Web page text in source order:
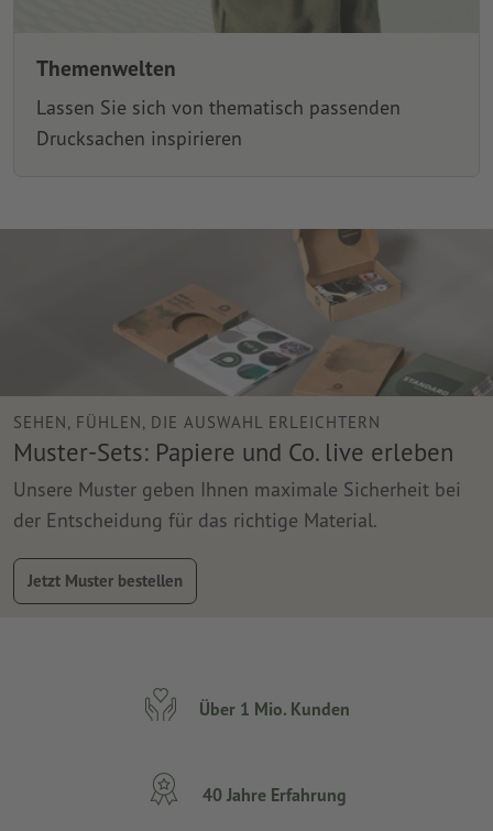
Themenwelten
Lassen Sie sich von thematisch passenden
Drucksachen inspirieren
SEHEN, FÜHLEN, DIE AUSWAHL ERLEICHTERN
Muster-Sets: Papiere und Co. live erleben
Unsere Muster geben Ihnen maximale Sicherheit bei
der Entscheidung für das richtige Material.
Jetzt Muster bestellen
Über 1 Mio. Kunden
40 Jahre Erfahrung